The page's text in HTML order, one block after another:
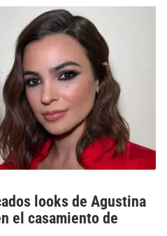
looks de Agustina
el casamiento de